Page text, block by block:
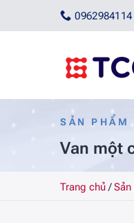
0962984114
SẢN PHẨM
Van một
Trang chủ/